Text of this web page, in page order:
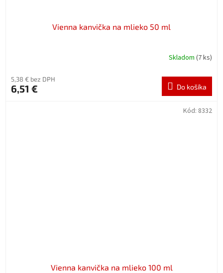
Vienna kanvička na mlieko 50 ml
Skladom (7 ks)
5,38 € bez DPH
6,51 € Do košíka
Vienna kanvička na mlieko 100 ml
Kód: 8332